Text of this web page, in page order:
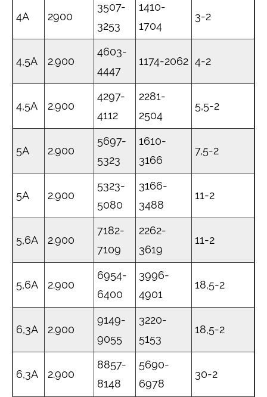
4A 2900
3507-
3253
1410-
1704
3-2
4,5A 2.900
4603-
4447
1174-2062 4-2
4,5A 2.900
4297-
4112
2281-
2504
5,5-2
5A 2.900
5697-
5323
1610-
3166
7,5-2
5A 2.900
5323-
5080
3166-
3488
11-2
5,6A 2.900
7182-
7109
2262-
3619
11-2
5,6A 2.900
6954-
6400
3996-
4901
18,5-2
6,3A 2.900
9149-
9055
3220-
5153
18,5-2
6,3A 2.900
8857-
8148
5690-
6978
30-2